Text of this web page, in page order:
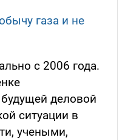
газа и не
с 2006 года.
деловой
ситуации в
учеными,